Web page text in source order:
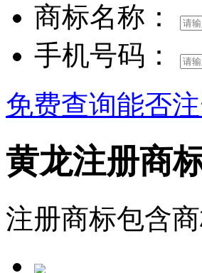
商标名称：
手机号码：
免费查询能否
黄龙注册商
注册商标包含